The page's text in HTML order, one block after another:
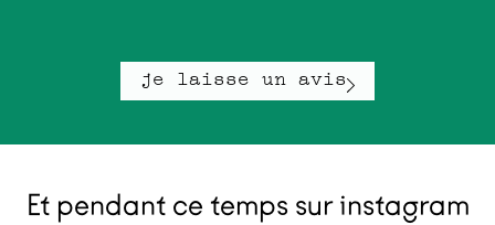
je laisse un avis
Et pendant ce temps sur instagram